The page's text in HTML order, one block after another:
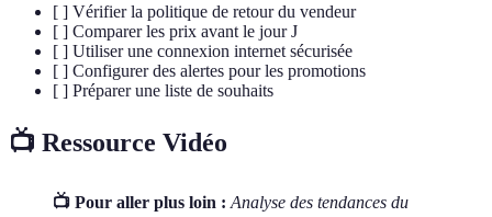
[ ] Vérifier la politique de retour du vendeur
[ ] Comparer les prix avant le jour J
[ ] Utiliser une connexion internet sécurisée
[ ] Configurer des alertes pour les promotions
[ ] Préparer une liste de souhaits
📺 Ressource Vidéo
📺 Pour aller plus loin : Analyse des tendances du